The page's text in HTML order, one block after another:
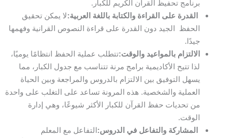
برنامج تحفيظ القرآن الكريم للكبار.
القدرة على القراءة والكتابة باللغة العربية:لا يمكن تحقيق
الحفظ الجيد دون القدرة على قراءة النصوص القرانية وفهمها
جيدًا.
الالتزام بالمواعيد والوقت:تتطلب عملية الحفظ انتظامًا يوميًا،
لذا تتيح الأكاديمية برامج مرنة تتناسب مع جدول الكبار، مما
يسهل التوفيق بين الالتزام بالدروس والمراجعة وبين الحياة
العملية والشخصية. هذه المرونة تساعد على التغلب على واحدة
من تحديات حفظ القرآن للكبار الأكثر شيوعًا، وهي إدارة
الوقت.
المشاركة والتفاعل في الدروس:التفاعل مع المعلم